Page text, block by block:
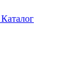
Каталог